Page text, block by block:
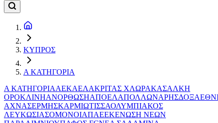
ΚΥΠΡΟΣ
Α ΚΑΤΗΓΟΡΙΑ
Α ΚΑΤΗΓΟΡΙΑΑΕΚΑΕΛΑΚΡΙΤΑΣ ΧΛΩΡΑΚΑΣΑΛΚΗ
ΟΡΟΚΛΙΝΗΑΝΟΡΘΩΣΗΑΠΟΕΛΑΠΟΛΛΩΝΑΡΗΣΔΟΞΑ
ΑΧΝΑΣΕΡΜΗΣΚΑΡΜΙΩΤΙΣΣΑΟΛΥΜΠΙΑΚΟΣ
ΛΕΥΚΩΣΙΑΣΟΜΟΝΟΙΑΠΑΕΕΚΕΝΩΣΗ ΝΕΩΝ